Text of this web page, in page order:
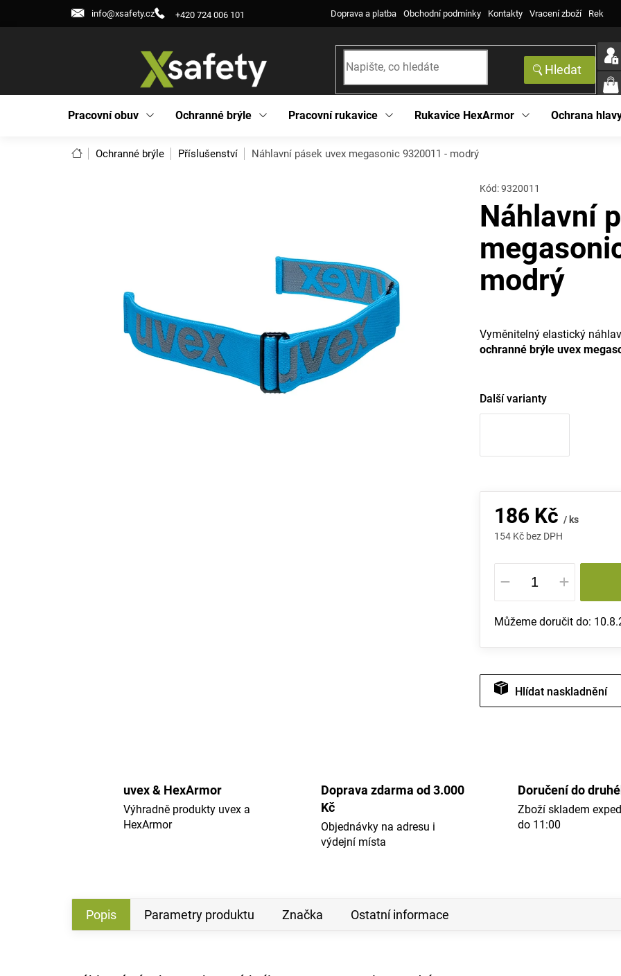
+420 724 006 101
info@xsafety.cz Doprava a platba Obchodní podmínky Kontakty Vracení zboží
Hledat
KOŠÍK
Pracovní obuv Ochranné brýle Pracovní rukavice Rukavice HexArmor Ochrana
DomůOchranné brýle Příslušenství Náhlavní pásek uvex megasonic 9320011 - modrý
Náhlavní
modrý
Kód:9320011
Vyměnitelný elastický
ochranné brýle uvex
Další varianty
186 Kč / ks
154 Kč bez DPH
Měrná
cena:
Můžeme doručit do:
Hlídat
uvex & HexArmor
Výhradně produkty uvex a
HexArmor
Doprava zdarma od 3.000
Kč
Objednávky na adresu i
výdejní místa
Doručení do
Zboží skladem
do 11:00
Popis Parametry produktu Značka Ostatní informace